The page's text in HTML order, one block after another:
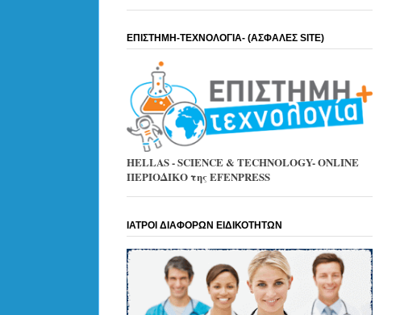
ΕΠΙΣΤΗΜΗ-ΤΕΧΝΟΛΟΓΙΑ- (ΑΣΦΑΛΕΣ SITE)
HELLAS - SCIENCE & TECHNOLOGY- ONLINE
ΠΕΡΙΟΔΙΚΟ της EFENPRESS
ΙΑΤΡΟΙ ΔΙΑΦΟΡΩΝ ΕΙΔΙΚΟΤΗΤΩΝ